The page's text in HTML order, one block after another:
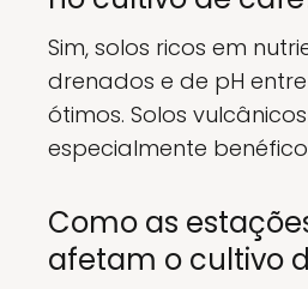
Sim, solos ricos em
drenados e de pH entre
ótimos. Solos
especialmente
Como as
afetam o cultivo